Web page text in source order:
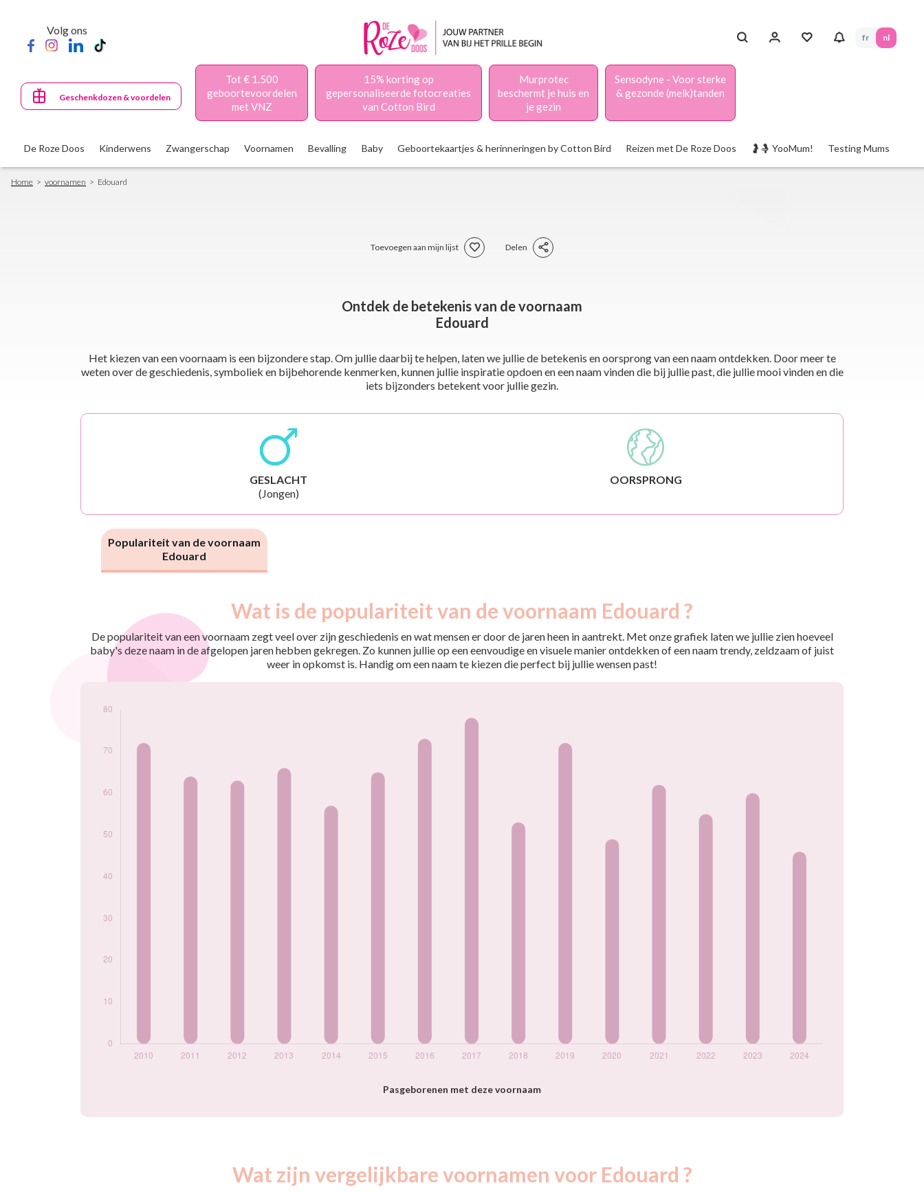
content
Volg ons
fr nl
Geschenkdozen & voordelen
Tot € 1.500
geboortevoordelen
met VNZ
15% korting op
gepersonaliseerde fotocreaties
van Cotton Bird
Murprotec
beschermt je huis en
je gezin
Sensodyne - Voor sterke
& gezonde (melk)tanden
De Roze Doos Kinderwens Zwangerschap Voornamen Bevalling Baby Geboortekaartjes & herinneringen by Cotton Bird Reizen met De Roze Doos 🤰🤱 YooMum! Testing Mums
Breadcrumb
Home voornamen Edouard
Toevoegen aan mijn lijst Delen
Ontdek de betekenis van de voornaam
Edouard
Het kiezen van een voornaam is een bijzondere stap. Om jullie daarbij te helpen, laten we jullie de betekenis en oorsprong van een naam ontdekken. Door meer te
weten over de geschiedenis, symboliek en bijbehorende kenmerken, kunnen jullie inspiratie opdoen en een naam vinden die bij jullie past, die jullie mooi vinden en die
iets bijzonders betekent voor jullie gezin.
GESLACHT
(Jongen)
OORSPRONG
Populariteit van de voornaam
Edouard
Wat is de populariteit van de voornaam Edouard ?
De populariteit van een voornaam zegt veel over zijn geschiedenis en wat mensen er door de jaren heen in aantrekt. Met onze grafiek laten we jullie zien hoeveel
baby's deze naam in de afgelopen jaren hebben gekregen. Zo kunnen jullie op een eenvoudige en visuele manier ontdekken of een naam trendy, zeldzaam of juist
weer in opkomst is. Handig om een naam te kiezen die perfect bij jullie wensen past!
Pasgeborenen met deze voornaam
Popularité du
2009
62
2010
72
2014
57
2017
2020
2022
Wat zijn vergelijkbare voornamen voor Edouard ?